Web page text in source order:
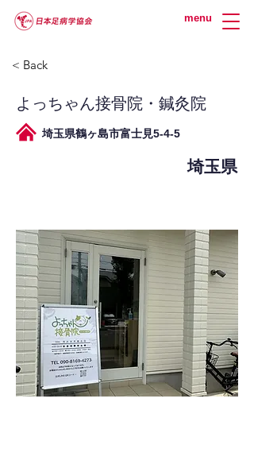
menu
< Back
よっちゃん接骨院・鍼灸院
埼玉県鶴ヶ島市富士見5-4-5
埼玉県